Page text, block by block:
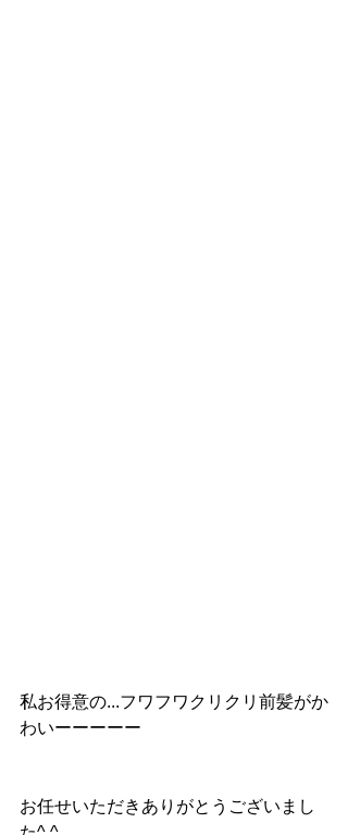
私お得意の...フワフワクリクリ前髪がか
わいーーーーー
お任せいただきありがとうございまし